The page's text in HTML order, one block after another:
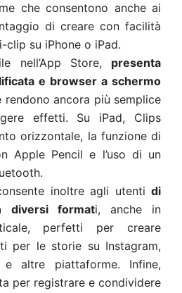
che consentono anche ai
di creare con facilità
su iPhone o iPad.
nell’App Store, presenta
e browser a schermo
rendono ancora più semplice
effetti. Su iPad, Clips
orizzontale, la funzione di
Apple Pencil e l’uso di un
inoltre agli utenti di
diversi formati, anche in
perfetti per creare
per le storie su Instagram,
e altre piattaforme. Infine,
per registrare e condividere